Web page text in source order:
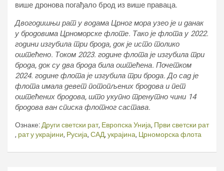
више дронова погађало брод из више праваца.
Двогодишњи рат у водама Црног мора узео је и данак
у бродовима Црноморске флоте. Тако је флота у 2022.
години изгубила три брода, док је исто толико
оштећено. Током 2023. године флота је изгубила три
брода, док су два брода била оштећена. Почетком
2024. године флота је изгубила три брода. До сад је
флота имала девет потопљених бродова и пет
оштећених бродова, што укупно тренутно чини 14
бродова ван списка флотног састава.
Ознаке: Други светски рат, Европска Унија, Први светски рат
, рат у украјини, Русија, САД, украјина, Црноморска флота